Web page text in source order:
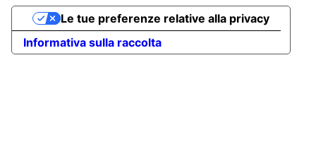
Informativa sulla raccolta
Le tue preferenze relative alla privacy